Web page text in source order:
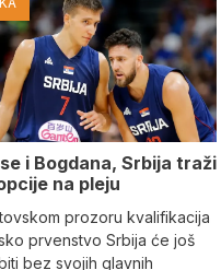
i Bogdana, Srbija traži
na pleju
prozoru kvalifikacija
prvenstvo Srbija će još
bez svojih glavnih